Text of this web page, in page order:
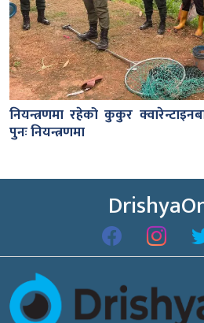
नियन्त्रणमा रहेको कुकुर
पुनः नियन्त्रणमा